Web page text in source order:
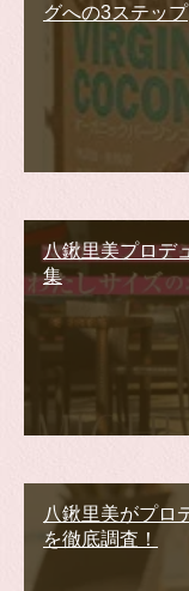
グへの3ステップ
八鍬里美プロデ
集
八鍬里美がプロ
を徹底調査！